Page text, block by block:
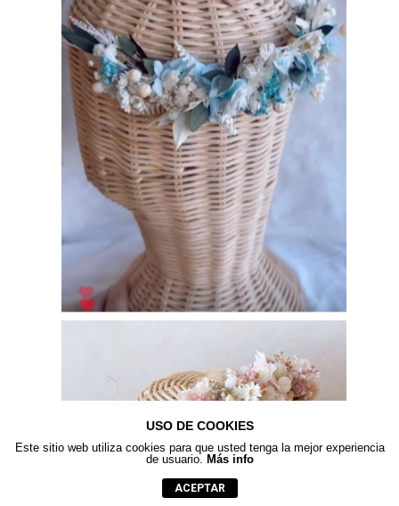
USO DE COOKIES
Este sitio web utiliza cookies para que usted tenga la mejor experiencia
de usuario. Más info
ACEPTAR